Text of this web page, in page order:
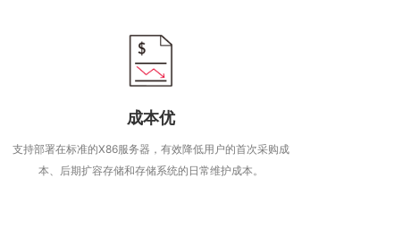
成本优
支持部署在标准的X86服务器，有效降低用户的首次采购成
本、后期扩容存储和存储系统的日常维护成本。